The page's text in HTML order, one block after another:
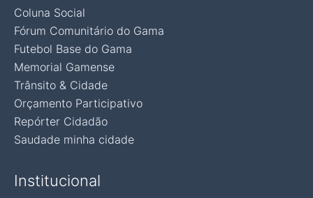
Coluna Social
Fórum Comunitário do Gama
Futebol Base do Gama
Memorial Gamense
Trânsito & Cidade
Orçamento Participativo
Repórter Cidadão
Saudade minha cidade
Institucional